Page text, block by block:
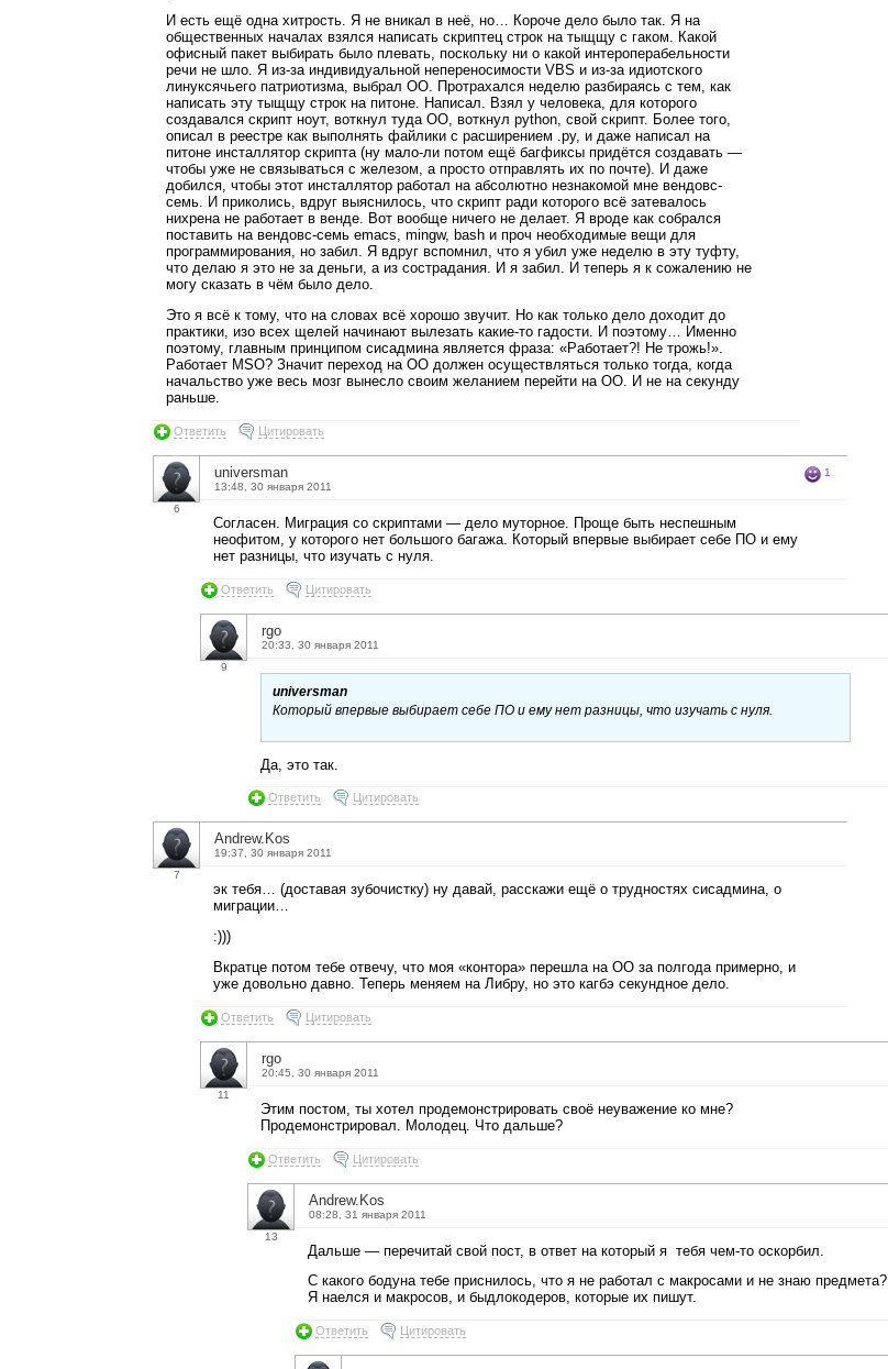
И есть ещё одна хитрость. Я не вникал в неё, но… Короче дело было так. Я на
общественных началах взялся написать скриптец строк на тыщщу с гаком. Какой
офисный пакет выбирать было плевать, поскольку ни о какой интероперабельности
речи не шло. Я из-за индивидуальной непереносимости VBS и из-за идиотского
линуксячьего патриотизма, выбрал OO. Протрахался неделю разбираясь с тем, как
написать эту тыщщу строк на питоне. Написал. Взял у человека, для которого
создавался скрипт ноут, воткнул туда OO, воткнул python, свой скрипт. Более того,
описал в реестре как выполнять файлики с расширением .py, и даже написал на
питоне инсталлятор скрипта (ну мало-ли потом ещё багфиксы придётся создавать —
чтобы уже не связываться с железом, а просто отправлять их по почте). И даже
добился, чтобы этот инсталлятор работал на абсолютно незнакомой мне вендовс-
семь. И приколись, вдруг выяснилось, что скрипт ради которого всё затевалось
нихрена не работает в венде. Вот вообще ничего не делает. Я вроде как собрался
поставить на вендовс-семь emacs, mingw, bash и проч необходимые вещи для
программирования, но забил. Я вдруг вспомнил, что я убил уже неделю в эту туфту,
что делаю я это не за деньги, а из сострадания. И я забил. И теперь я к сожалению не
могу сказать в чём было дело.
Это я всё к тому, что на словах всё хорошо звучит. Но как только дело доходит до
практики, изо всех щелей начинают вылезать какие-то гадости. И поэтому… Именно
поэтому, главным принципом сисадмина является фраза: «Работает?! Не трожь!».
Работает MSO? Значит переход на OO должен осуществляться только тогда, когда
начальство уже весь мозг вынесло своим желанием перейти на OO. И не на секунду
раньше.
Ответить Цитировать
6
universman
13:48, 30 января 2011
1
Cогласен. Миграция со скриптами — дело муторное. Проще быть неспешным
неофитом, у которого нет большого багажа. Который впервые выбирает себе ПО и ему
нет разницы, что изучать с нуля.
Ответить Цитировать
9
rgo
20:33, 30 января 2011
universman
Который впервые выбирает себе ПО и ему нет разницы, что изучать с нуля.
Да, это так.
Ответить Цитировать
7
Andrew.Kos
19:37, 30 января 2011
эк тебя… (доставая зубочистку) ну давай, расскажи ещё о трудностях сисадмина, о
миграции…
:)))
Вкратце потом тебе отвечу, что моя «контора» перешла на ОО за полгода примерно, и
уже довольно давно. Теперь меняем на Либру, но это кагбэ секундное дело.
Ответить Цитировать
11
rgo
20:45, 30 января 2011
Этим постом, ты хотел продемонстрировать своё неуважение ко мне?
Продемонстрировал. Молодец. Что дальше?
Ответить Цитировать
13
Andrew.Kos
08:28, 31 января 2011
Дальше — перечитай свой пост, в ответ на который я тебя чем-то оскорбил.
С какого бодуна тебе приснилось, что я не работал с макросами и не знаю предмета?
Я наелся и макросов, и быдлокодеров, которые их пишут.
Ответить Цитировать